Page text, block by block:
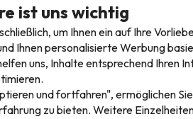
zu den oberen Etagen nur über
in der Nähe des Bettes
ist uns wichtig
um Ihnen ein auf Ihre
Ihnen personalisierte Werbung
uns, Inhalte entsprechend Ihren
und fortfahren", ermöglichen
zu bieten. Weitere